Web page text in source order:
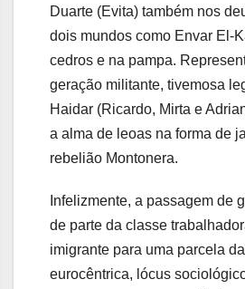
Duarte (Evita) também nos
dois mundos como Envar El-
cedros e na pampa.
geração militante, tivemosa
Haidar (Ricardo, Mirta e
a alma de leoas na forma de
rebelião Montonera.
Infelizmente, a passagem de
de parte da classe
imigrante para uma parcela
eurocêntrica, lócus